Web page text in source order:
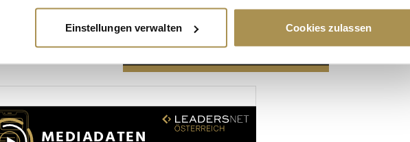
persönlichen Daten verarbeitet werden, und legen Sie Ihre Präferenzen im
und Anzeigen zu personalisieren, Funktionen für soziale Medien anbieten zu können
Medien, Werbung und Analysen weiter. Unsere Partner führen diese Informationen
zusammen, die Sie ihnen bereitgestellt haben oder die sie im Rahmen Ihrer Nutzung
Einstellungen verwalten Cookies zulassen